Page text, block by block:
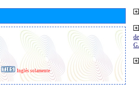
Inglés solamente